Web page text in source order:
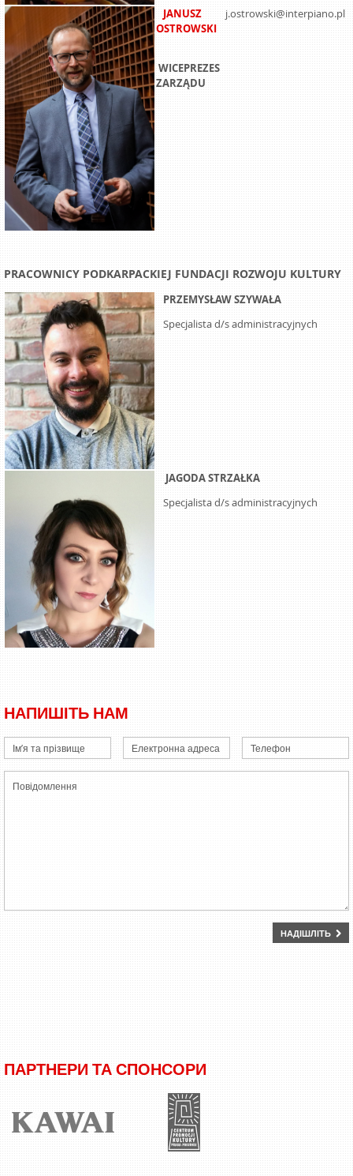
JANUSZ
OSTROWSKI
WICEPREZES
ZARZĄDU
j.ostrowski@interpiano.pl
PRACOWNICY PODKARPACKIEJ FUNDACJI ROZWOJU KULTURY
PRZEMYSŁAW SZYWAŁA
Specjalista d/s administracyjnych
JAGODA STRZAŁKA
Specjalista d/s administracyjnych
НАПИШІТЬ НАМ
НАДІШЛІТЬ
ПАРТНЕРИ ТА СПОНСОРИ